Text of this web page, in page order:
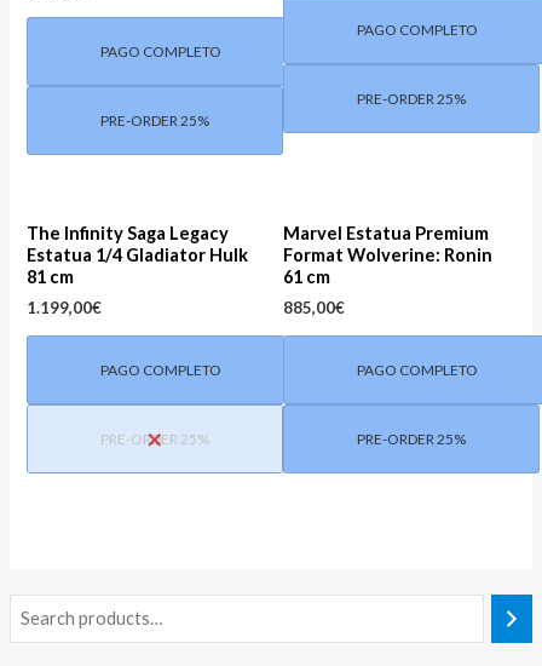
M
i
a
PAGO COMPLETO
PRE-ORDER 25%
PAGO COMPLETO
PRE-ORDER 25%
The Infinity Saga Legacy
Estatua 1/4 Gladiator Hulk
81 cm
1.199,00€
PAGO COMPLETO
PRE-ORDER 25%
Marvel Estatua Premium
Format Wolverine: Ronin
61 cm
885,00€
PAGO COMPLETO
PRE-ORDER 25%